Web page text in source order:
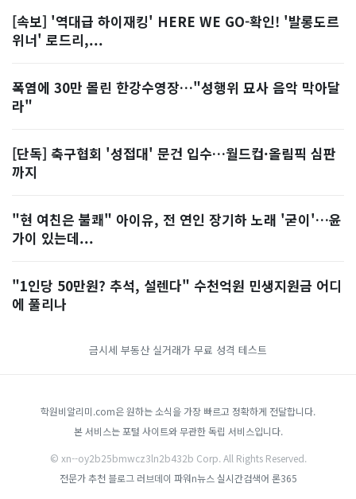
[속보] '역대급 하이재킹' HERE WE GO-확인! '발롱도르
위너' 로드리,...
폭염에 30만 몰린 한강수영장…"성행위 묘사 음악 막아달
라"
[단독] 축구협회 '성접대' 문건 입수…월드컵·올림픽 심판
까지
"현 여친은 불쾌" 아이유, 전 연인 장기하 노래 '굳이'…윤
가이 있는데...
"1인당 50만원? 추석, 설렌다" 수천억원 민생지원금 어디
에 풀리나
금시세 부동산 실거래가 무료 성격 테스트
학원비알리미.com은 원하는 소식을 가장 빠르고 정확하게 전달합니다.
본 서비스는 포털 사이트와 무관한 독립 서비스입니다.
© xn--oy2b25bmwcz3ln2b432b Corp. All Rights Reserved.
전문가 추천 블로그 러브데이 파워n뉴스 실시간검색어 론365